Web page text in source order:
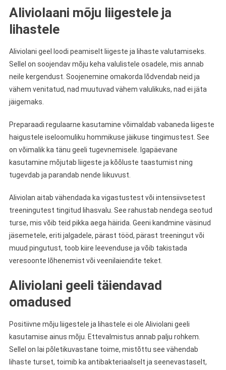
Aliviolaani mõju liigestele ja
lihastele
Aliviolani geel loodi peamiselt liigeste ja lihaste valutamiseks.
Sellel on soojendav mõju keha valulistele osadele, mis annab
neile kergendust. Soojenemine omakorda lõdvendab neid ja
vähem venitatud, nad muutuvad vähem valulikuks, nad ei jäta
jäigemaks.
Preparaadi regulaarne kasutamine võimaldab vabaneda liigeste
haigustele iseloomuliku hommikuse jäikuse tingimustest. See
on võimalik ka tänu geeli tugevnemisele. Igapäevane
kasutamine mõjutab liigeste ja kõõluste taastumist ning
tugevdab ja parandab nende liikuvust.
Aliviolan aitab vähendada ka vigastustest või intensiivsetest
treeningutest tingitud lihasvalu. See rahustab nendega seotud
turse, mis võib teid pikka aega häirida. Geeni kandmine väsinud
jäsemetele, eriti jalgadele, pärast tööd, pärast treeningut või
muud pingutust, toob kiire leevenduse ja võib takistada
veresoonte lõhenemist või veenilaiendite teket.
Aliviolani geeli täiendavad
omadused
Positiivne mõju liigestele ja lihastele ei ole Aliviolani geeli
kasutamise ainus mõju. Ettevalmistus annab palju rohkem.
Sellel on lai põletikuvastane toime, mistõttu see vähendab
lihaste turset, toimib ka antibakteriaalselt ja seenevastaselt,